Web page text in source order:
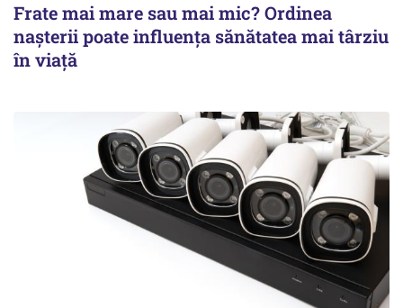
Frate mai mare sau mai mic? Ordinea
nașterii poate influența sănătatea mai târziu
în viață